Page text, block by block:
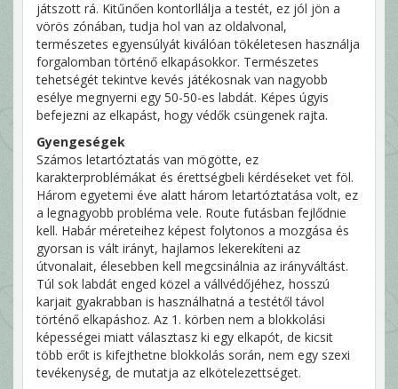
játszott rá. Kitűnően kontorllálja a testét, ez jól jön a
vörös zónában, tudja hol van az oldalvonal,
természetes egyensúlyát kiválóan tökéletesen használja
forgalomban történő elkapásokkor. Természetes
tehetségét tekintve kevés játékosnak van nagyobb
esélye megnyerni egy 50-50-es labdát. Képes úgyis
befejezni az elkapást, hogy védők csüngenek rajta.
Gyengeségek
Számos letartóztatás van mögötte, ez
karakterproblémákat és érettségbeli kérdéseket vet föl.
Három egyetemi éve alatt három letartóztatása volt, ez
a legnagyobb probléma vele. Route futásban fejlődnie
kell. Habár méreteihez képest folytonos a mozgása és
gyorsan is vált irányt, hajlamos lekerekíteni az
útvonalait, élesebben kell megcsinálnia az irányváltást.
Túl sok labdát enged közel a vállvédőjéhez, hosszú
karjait gyakrabban is használhatná a testétől távol
történő elkapáshoz. Az 1. körben nem a blokkolási
képességei miatt választasz ki egy elkapót, de kicsit
több erőt is kifejthetne blokkolás során, nem egy szexi
tevékenység, de mutatja az elkötelezettséget.